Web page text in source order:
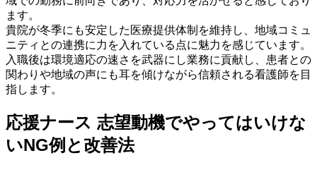
ます。
貴院が冬季にも安定した医療提供体制を維持し、地域コミュ
ニティとの連携に力を入れている点に魅力を感じています。
入職後は環境適応の速さを武器にし業務に貢献し、患者との
関わりや地域の声にも耳を傾けながら信頼される看護師を目
指します。
応援ナース 志望動機でやってはいけな
いNG例と改善法